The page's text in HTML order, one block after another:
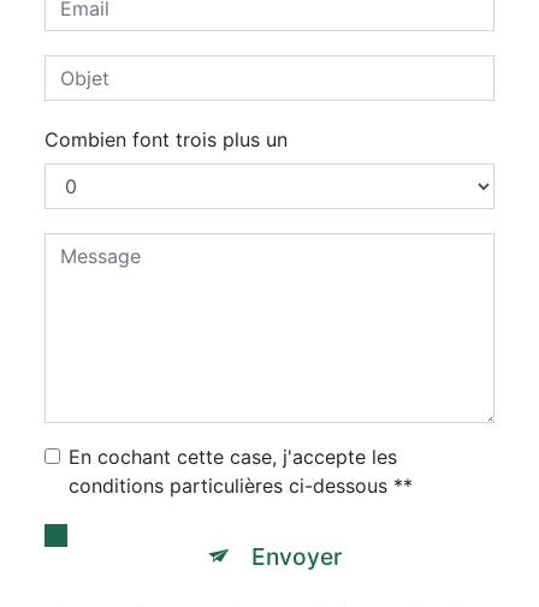
Combien font trois plus un
En cochant cette case, j'accepte les
conditions particulières ci-dessous **
Envoyer